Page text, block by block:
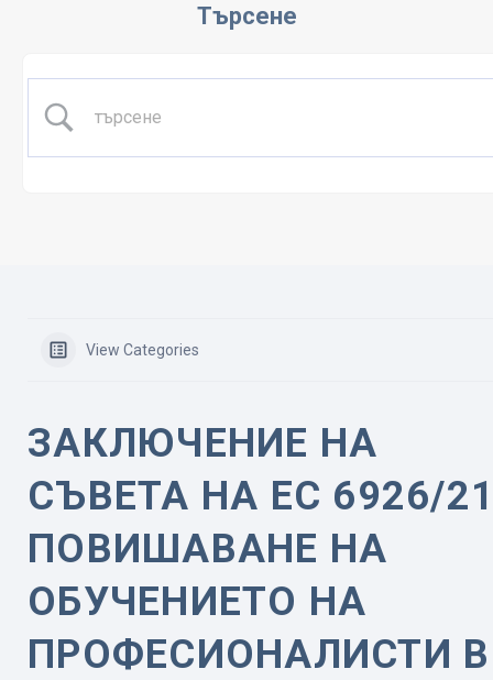
Търсене
View Categories
ЗАКЛЮЧЕНИЕ НА
СЪВЕТА НА ЕС 6926/
ПОВИШАВАНЕ НА
ОБУЧЕНИЕТО НА
ПРОФЕСИОНАЛИСТИ В